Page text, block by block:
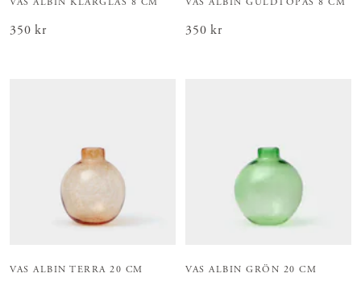
VAS ALBIN KLARGLAS 8 CM
Pris :350 kr
350 kr
VAS ALBIN GULDTOPAS 8 CM
Pris :350 kr
350 kr
VAS ALBIN TERRA 20 CM VAS ALBIN GRÖN 20 CM